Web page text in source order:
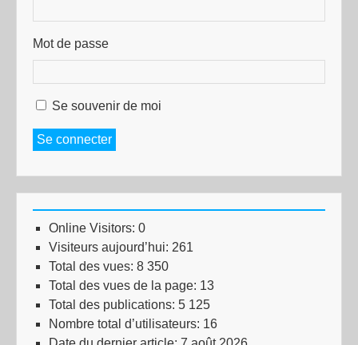
Mot de passe
Se souvenir de moi
Se connecter
Online Visitors: 0
Visiteurs aujourd’hui: 261
Total des vues: 8 350
Total des vues de la page: 13
Total des publications: 5 125
Nombre total d’utilisateurs: 16